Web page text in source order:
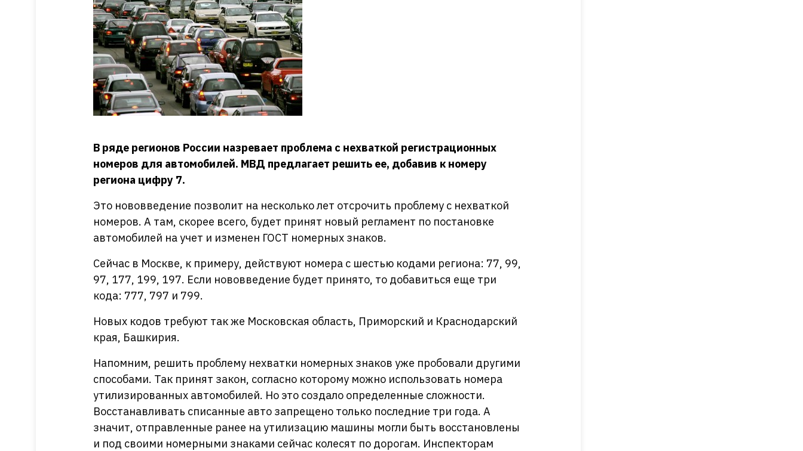
В ряде регионов России назревает проблема с нехваткой регистрационных
номеров для автомобилей. МВД предлагает решить ее, добавив к номеру
региона цифру 7.
Это нововведение позволит на несколько лет отсрочить проблему с нехваткой
номеров. А там, скорее всего, будет принят новый регламент по постановке
автомобилей на учет и изменен ГОСТ номерных знаков.
Сейчас в Москве, к примеру, действуют номера с шестью кодами региона: 77, 99,
97, 177, 199, 197. Если нововведение будет принято, то добавиться еще три
кода: 777, 797 и 799.
Новых кодов требуют так же Московская область, Приморский и Краснодарский
края, Башкирия.
Напомним, решить проблему нехватки номерных знаков уже пробовали другими
способами. Так принят закон, согласно которому можно использовать номера
утилизированных автомобилей. Но это создало определенные сложности.
Восстанавливать списанные авто запрещено только последние три года. А
значит, отправленные ранее на утилизацию машины могли быть восстановлены
и под своими номерными знаками сейчас колесят по дорогам. Инспекторам